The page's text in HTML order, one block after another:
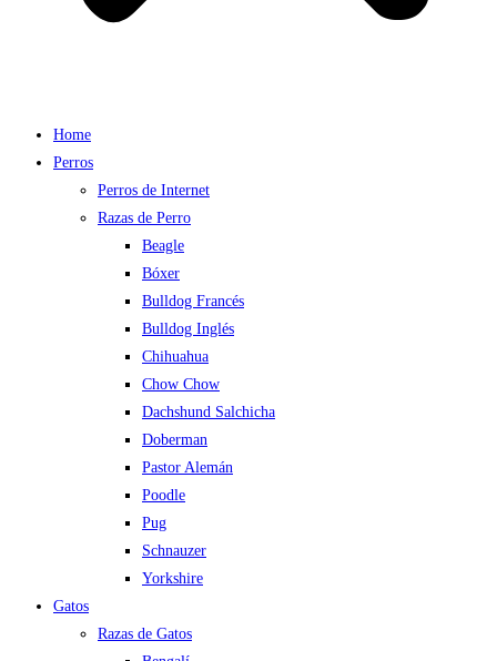
Home
Perros
Perros de Internet
Razas de Perro
Beagle
Bóxer
Bulldog Francés
Bulldog Inglés
Chihuahua
Chow Chow
Dachshund Salchicha
Doberman
Pastor Alemán
Poodle
Pug
Schnauzer
Yorkshire
Gatos
Razas de Gatos